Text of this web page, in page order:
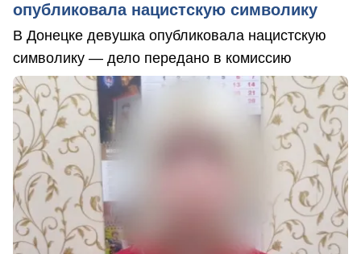
опубликовала нацистскую символику
В Донецке девушка опубликовала нацистскую
символику — дело передано в комиссию